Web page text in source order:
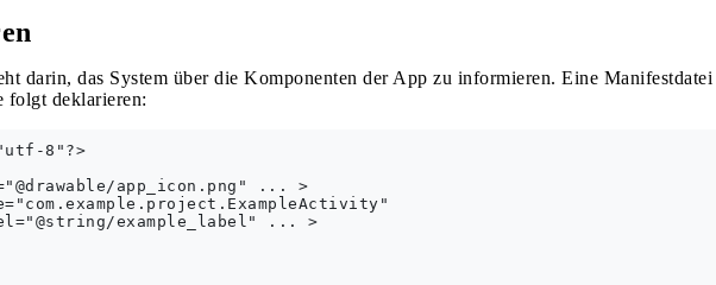
darin, das System über die Komponenten der App zu informieren. Eine Manifestdatei
folgt deklarieren:
8"?>
app_icon.png" ... >
example_label" ... >